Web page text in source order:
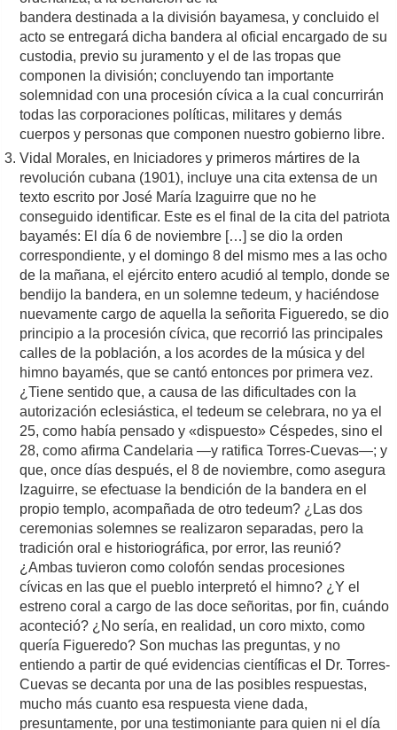
bandera destinada a la división bayamesa, y concluido el
acto se entregará dicha bandera al oficial encargado de su
custodia, previo su juramento y el de las tropas que
componen la división; concluyendo tan importante
solemnidad con una procesión cívica a la cual concurrirán
todas las corporaciones políticas, militares y demás
cuerpos y personas que componen nuestro gobierno libre.
Vidal Morales, en Iniciadores y primeros mártires de la
revolución cubana (1901), incluye una cita extensa de un
texto escrito por José María Izaguirre que no he
conseguido identificar. Este es el final de la cita del patriota
bayamés: El día 6 de noviembre […] se dio la orden
correspondiente, y el domingo 8 del mismo mes a las ocho
de la mañana, el ejército entero acudió al templo, donde se
bendijo la bandera, en un solemne tedeum, y haciéndose
nuevamente cargo de aquella la señorita Figueredo, se dio
principio a la procesión cívica, que recorrió las principales
calles de la población, a los acordes de la música y del
himno bayamés, que se cantó entonces por primera vez.
¿Tiene sentido que, a causa de las dificultades con la
autorización eclesiástica, el tedeum se celebrara, no ya el
25, como había pensado y «dispuesto» Céspedes, sino el
28, como afirma Candelaria ―y ratifica Torres-Cuevas―; y
que, once días después, el 8 de noviembre, como asegura
Izaguirre, se efectuase la bendición de la bandera en el
propio templo, acompañada de otro tedeum? ¿Las dos
ceremonias solemnes se realizaron separadas, pero la
tradición oral e historiográfica, por error, las reunió?
¿Ambas tuvieron como colofón sendas procesiones
cívicas en las que el pueblo interpretó el himno? ¿Y el
estreno coral a cargo de las doce señoritas, por fin, cuándo
aconteció? ¿No sería, en realidad, un coro mixto, como
quería Figueredo? Son muchas las preguntas, y no
entiendo a partir de qué evidencias científicas el Dr. Torres-
Cuevas se decanta por una de las posibles respuestas,
mucho más cuanto esa respuesta viene dada,
presuntamente, por una testimoniante para quien ni el día